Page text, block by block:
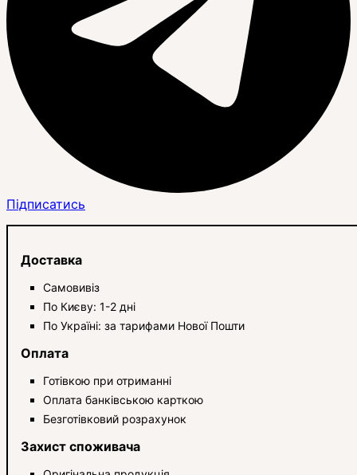
Підписатись
Доставка
Самовивіз
По Києву: 1-2 дні
По Україні: за тарифами Нової Пошти
Оплата
Готівкою при отриманні
Оплата банківською карткою
Безготівковий розрахунок
Захист споживача